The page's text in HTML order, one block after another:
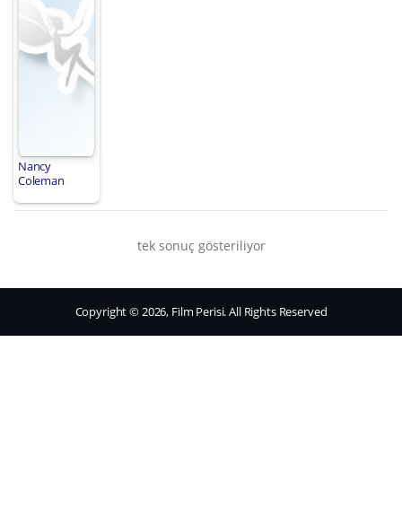
Nancy
Coleman
tek sonuç gösteriliyor
Copyright © 2026, Film Perisi. All Rights Reserved